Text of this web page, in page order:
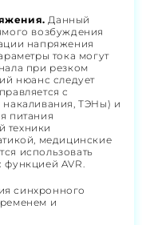
Данный
возбуждения
напряжения
тока могут
при резком
нюанс следует
с
накаливания, ТЭНы) и
питания
техники
медицинские
использовать
функцией AVR.
синхронного
и